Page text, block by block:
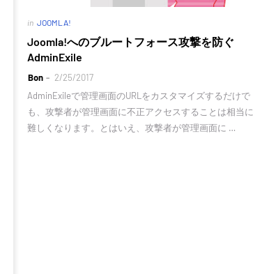
in JOOMLA!
Joomla!へのブルートフォース攻撃を防ぐ
AdminExile
Bon
2/25/2017
AdminExileで管理画面のURLをカスタマイズするだけで
も、攻撃者が管理画面に不正アクセスすることは相当に
難しくなります。とはいえ、攻撃者が管理画面に …